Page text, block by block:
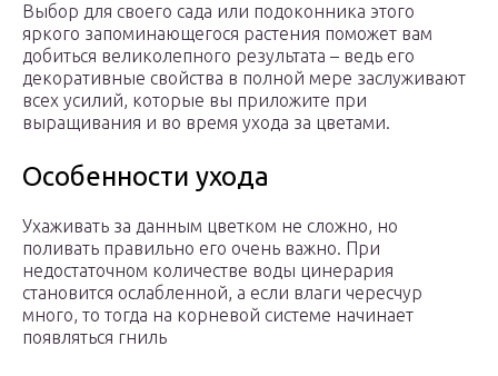
Выбор для своего сада или подоконника этого
яркого запоминающегося растения поможет вам
добиться великолепного результата – ведь его
декоративные свойства в полной мере заслуживают
всех усилий, которые вы приложите при
выращивания и во время ухода за цветами.
Особенности ухода
Ухаживать за данным цветком не сложно, но
поливать правильно его очень важно. При
недостаточном количестве воды цинерария
становится ослабленной, а если влаги чересчур
много, то тогда на корневой системе начинает
появляться гниль